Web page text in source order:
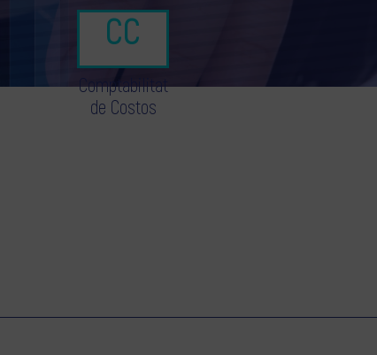
Comptabilitat
de Costos